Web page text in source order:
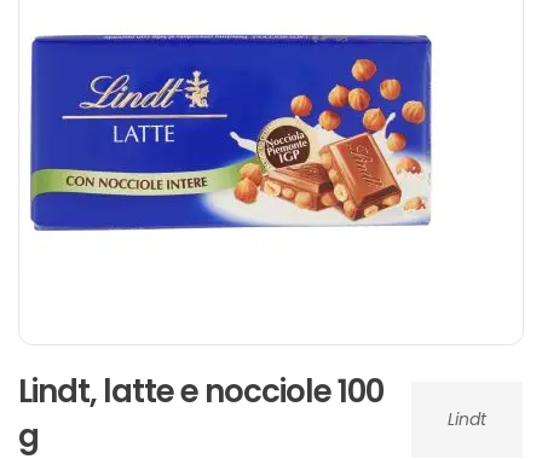
Lindt
Lindt, latte e nocciole 100
g